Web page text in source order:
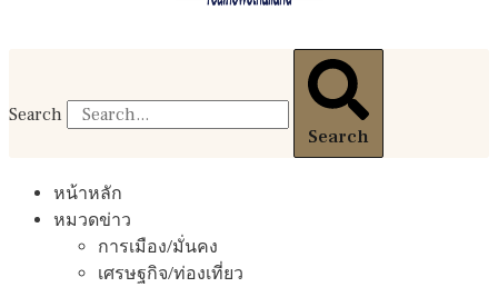
Search
Search
หน้าหลัก
หมวดข่าว
การเมือง/มั่นคง
เศรษฐกิจ/ท่องเที่ยว